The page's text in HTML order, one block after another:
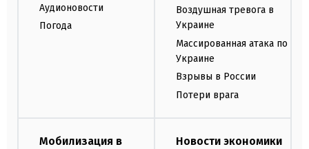
Аудионовости
Погода
Воздушная тревога в
Украине
Массированная атака по
Украине
Взрывы в России
Потери врага
Мобилизация в
Новости экономики